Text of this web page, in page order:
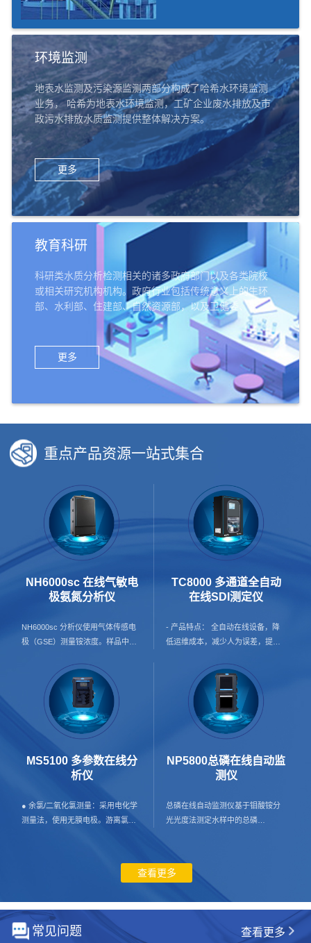
方案覆盖六大应用场景：除
盐水/脱盐水、凝结水回用、
汽水循环、循环冷却水、污
水处理及排口、实验室。
环境监测
地表水监测及污染源监测两部分构成了哈希水环境监测
业务， 哈希为地表水环境监测，工矿企业废水排放及市
政污水排放水质监测提供整体解决方案。
更多
教育科研
科研类水质分析检测相关的诸多政府部门以及各类院校
或相关研究机构机构。政府行业包括传统意义上的生环
部、水利部、住建部、自然资源部，以及卫健委、农业
部、交通部、科技部、公检法、军队系统等；教育科研
机构机构，包括高校的环境类院系、给排水专业等，以
及环科院、中科院、农科院、林科院、水科院等科研机
构，还有中小学、幼儿园等教育机构。
更多
重点产品资源一站式集合
NH6000sc 在线气敏电
极氨氮分析仪
NH6000sc 分析仪使用气体传感电
极（GSE）测量铵浓度。样品中的
气通过电极的气体渗透膜并被检测
到。该方法支持广泛的测量范围，
并且比基于离子选择性电极（ISE）
的方法更不容易受到交叉敏感性的
影响。 - 应用行业： 地表水 饮用
过程 - 仪器特点： ● 体验出色的高
效和可靠性：NH6000sc 氨氮分析
尽显稳定可靠 通过 NH6000sc 在线
氨氮分析仪简化您的在线操作，该
线气敏电极法氨氮分析仪将为您提
供可靠的测量结果进而提高工艺效
率。 ● 通过可信赖的技术提升正常
TC8000 多通道全自动
在线SDI测定仪
- 产品特点： 全自动在线设备，降
低运维成本，减少人为误差，提升
膜使用寿命； 产品覆盖纯水及海水
两种配置方案，并支持按需增加增
压泵配置，灵活适配不同应用场景
与现场条件； 单台可覆盖1–4个监
测点，自动循环测试，降本增效；
色液晶屏显示，实现便利的人机交
互； - 应用行业： 膜法水处理，
化，工业。 - 产品介绍： SDI是反
渗透系统进水安全核心指标，直接
多通道全自动在线SDI测定仪，严格
遵循国际标准，全自动恒压测试、
自动计算、自动存储，杜绝人工误
差，数据真实可追溯。 实时监控胶
体与颗粒污染趋势，提前预警堵膜
洗、延长RO膜使用寿命，显著降低
MS5100 多参数在线分
析仪
● 余氯/二氧化氯测量：采用电化学
测量法，使用无膜电极。游离氯或
（OCl-）的总和。当pH小于4时，
位时，次氯酸分子在工作电极被还
原为氯离子，此时工作电极和对电
NP5800总磷在线自动监
测仪
总磷在线自动监测仪基于钼酸铵分
光光度法测定水样中的总磷
HJ/T 103-2003 《总磷水质自动分
析仪技术要求》，HJC-ZY97-2022
《水质总磷自动监测仪检测作业指
导书》，HJ 35X-2019 《水污染源
求，总磷在线监测仪测量数据与国
查看更多
常见问题 查看更多